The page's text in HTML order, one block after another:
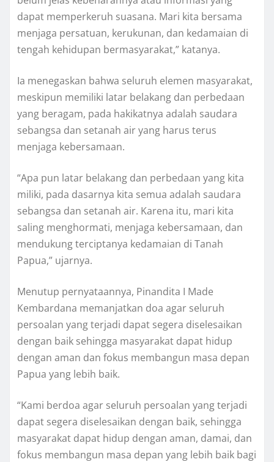
dapat memperkeruh suasana. Mari kita bersama
menjaga persatuan, kerukunan, dan kedamaian di
tengah kehidupan bermasyarakat,” katanya.
Ia menegaskan bahwa seluruh elemen masyarakat,
meskipun memiliki latar belakang dan perbedaan
yang beragam, pada hakikatnya adalah saudara
sebangsa dan setanah air yang harus terus
menjaga kebersamaan.
“Apa pun latar belakang dan perbedaan yang kita
miliki, pada dasarnya kita semua adalah saudara
sebangsa dan setanah air. Karena itu, mari kita
saling menghormati, menjaga kebersamaan, dan
mendukung terciptanya kedamaian di Tanah
Papua,” ujarnya.
Menutup pernyataannya, Pinandita I Made
Kembardana memanjatkan doa agar seluruh
persoalan yang terjadi dapat segera diselesaikan
dengan baik sehingga masyarakat dapat hidup
dengan aman dan fokus membangun masa depan
Papua yang lebih baik.
“Kami berdoa agar seluruh persoalan yang terjadi
dapat segera diselesaikan dengan baik, sehingga
masyarakat dapat hidup dengan aman, damai, dan
fokus membangun masa depan yang lebih baik bagi